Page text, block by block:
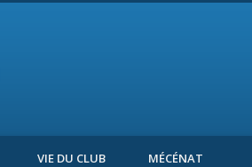
VIE DU CLUB MÉCÉNAT